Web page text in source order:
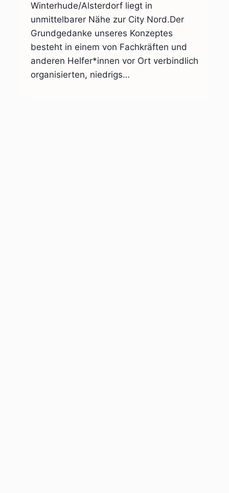
Winterhude/Alsterdorf liegt in
unmittelbarer Nähe zur City Nord.Der
Grundgedanke unseres Konzeptes
besteht in einem von Fachkräften und
anderen Helfer*innen vor Ort verbindlich
organisierten, niedrigs…